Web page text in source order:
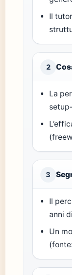
Il
2
La
3
Il
anni
Un